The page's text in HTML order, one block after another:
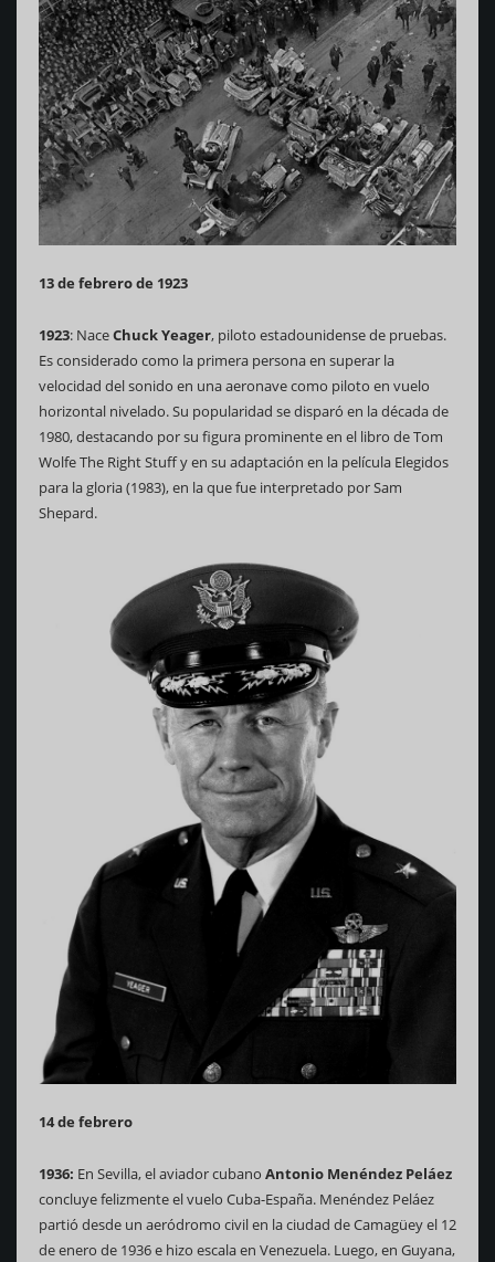
13 de febrero de 1923
1923: NaceChuck Yeager, piloto estadounidense de pruebas.
Es considerado como la primera persona en superar la
velocidad del sonido en una aeronave como piloto en vuelo
horizontal nivelado. Su popularidad se disparó en la década de
1980, destacando por su figura prominente en el libro de Tom
Wolfe The Right Stuff y en su adaptación en la película Elegidos
para la gloria (1983), en la que fue interpretado por Sam
Shepard.
14 de febrero
1936: En Sevilla, el aviador cubano Antonio Menéndez Peláez
concluye felizmente el vuelo Cuba-España. Menéndez Peláez
partió desde un aeródromo civil en la ciudad de Camagüey el 12
de enero de 1936 e hizo escala en Venezuela. Luego, en Guyana,